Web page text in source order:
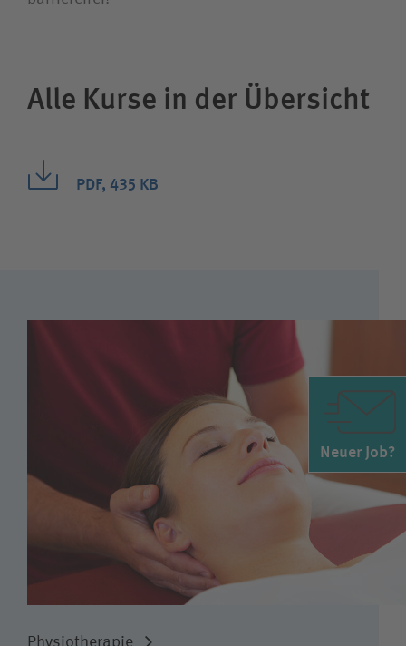
Alle Kurse in der Übersicht
PDF, 435 KB
Physiotherapie
Neuer Job?